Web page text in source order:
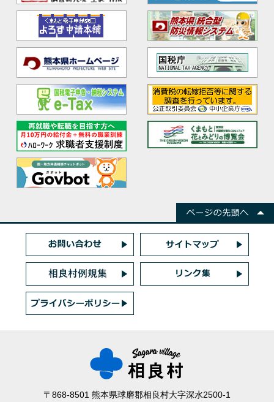
〒868-8501 熊本県球磨郡相良村大字深水2500-1